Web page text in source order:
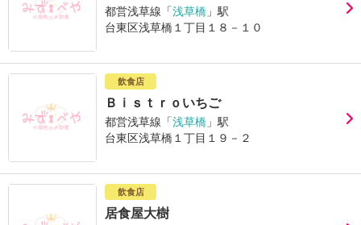
都営浅草線「浅草橋 」駅
台東区浅草橋１丁目１８－１０
飲食店
Ｂｉｓｔｒｏいちご
都営浅草線「浅草橋 」駅
台東区浅草橋１丁目１９－２
飲食店
居食屋大樹